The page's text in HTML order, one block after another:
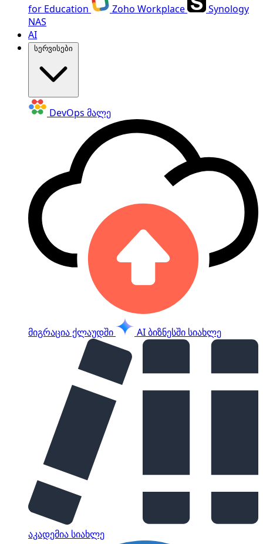
for Education Zoho Workplace
Synology
NAS
AI
DevOps მალე
მიგრაცია ქლაუდში AI ბიზნესში სიახლე
აკადემია სიახლე